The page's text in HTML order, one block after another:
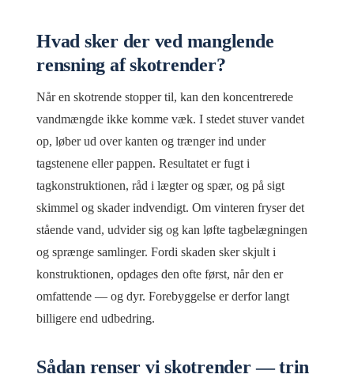
Hvad sker der ved manglende
rensning af skotrender?
Når en skotrende stopper til, kan den koncentrerede
vandmængde ikke komme væk. I stedet stuver vandet
op, løber ud over kanten og trænger ind under
tagstenene eller pappen. Resultatet er fugt i
tagkonstruktionen, råd i lægter og spær, og på sigt
skimmel og skader indvendigt. Om vinteren fryser det
stående vand, udvider sig og kan løfte tagbelægningen
og sprænge samlinger. Fordi skaden sker skjult i
konstruktionen, opdages den ofte først, når den er
omfattende — og dyr. Forebyggelse er derfor langt
billigere end udbedring.
Sådan renser vi skotrender — trin